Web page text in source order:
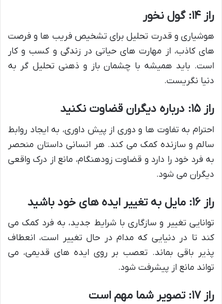
راز ۱۴: گول نخور
هوشیاری و قدرت تحلیل برای تشخیص فریب ها و فرصت
های کاذب، از مهارت های حیاتی در زندگی و کسب و کار
است. باید همیشه با چشمان باز و ذهنی تحلیل گر به
دنیا نگریست.
راز ۱۵: درباره دیگران قضاوت نکنید
احترام به تفاوت ها و دوری از پیش داوری، به ایجاد روابط
سالم و سازنده کمک می کند. هر انسانی داستان منحصر
به فرد خود را دارد و قضاوت زودهنگام، مانع از درک واقعی
دیگران می شود.
راز ۱۶: مایل به تغییر ایده های خود باشید
توانایی تغییر و سازگاری با شرایط جدید، به فرد کمک می
کند تا در دنیایی که مدام در حال تغییر است، انعطاف
پذیر باقی بماند. تعصب بر روی ایده های قدیمی، می
تواند مانع از پیشرفت شود.
راز ۱۷: تصویر شما مهم است